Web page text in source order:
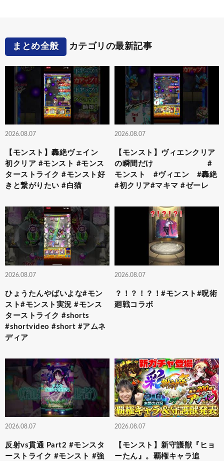
まとめ全般 カテゴリの最新記事
2026.08.07
【モンスト】轟絶ヴェイン
初クリア #モンスト #モンス
ターストライク #モンスト好
きと繋がりたい #白猫
2026.08.07
【モンスト】ヴィエンクリア
の瞬間だけ #
モンスト #ヴィエン #轟絶
#初クリア#マキマ #ゼーレ
2026.08.07
ひょうたんやばいよな#モン
スト#モンスト実況 #モンス
ターストライク #shorts
#shortvideo #short #アムネ
ディア
2026.08.07
？！？！？！#モンスト#呪術
廻戦コラボ
2026.08.07
反射vs貫通 Part2 #モンスタ
ーストライク #モンスト #強
2026.08.07
【モンスト】新守護獣『ヒョ
ーたん』。覇権キャラ追